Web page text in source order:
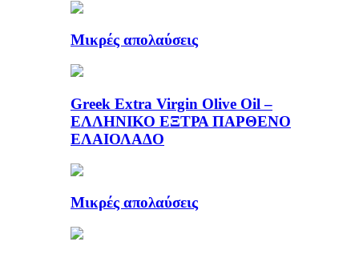
Μικρές απολαύσεις
Greek Extra Virgin Olive Oil –
ΕΛΛΗΝΙΚΟ ΕΞΤΡΑ ΠΑΡΘΕΝΟ
ΕΛΑΙΟΛΑΔΟ
Μικρές απολαύσεις